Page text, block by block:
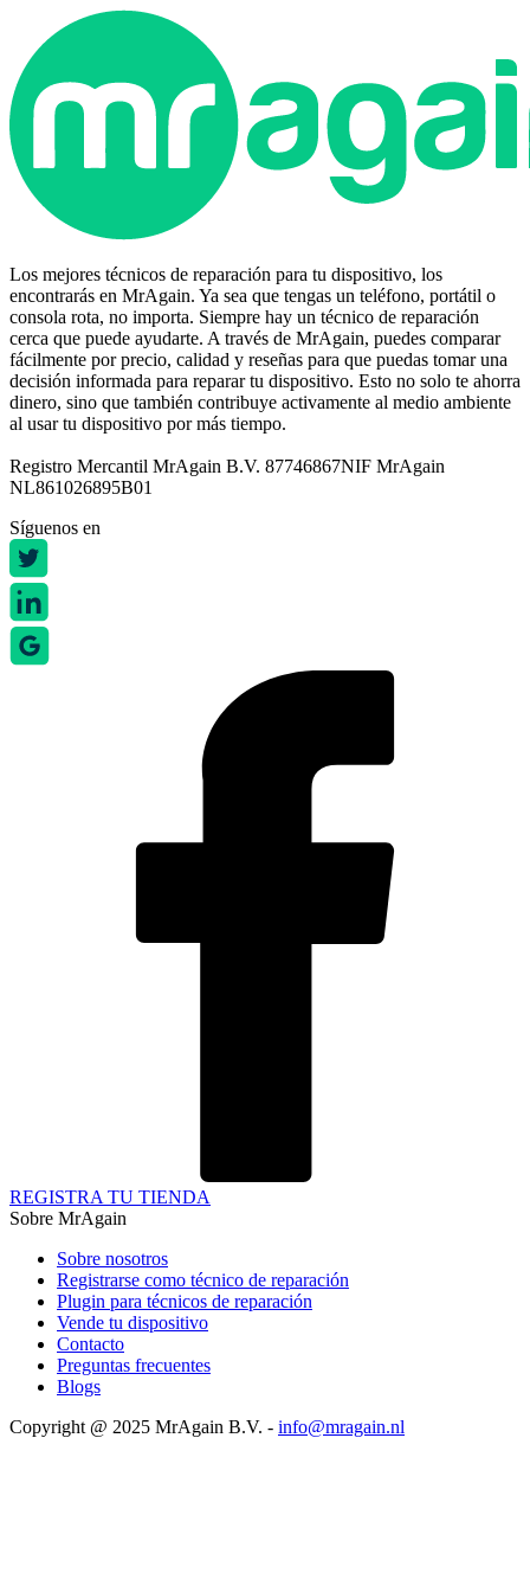
Los mejores técnicos de reparación para tu dispositivo, los
encontrarás en MrAgain. Ya sea que tengas un teléfono, portátil o
consola rota, no importa. Siempre hay un técnico de reparación
cerca que puede ayudarte. A través de MrAgain, puedes comparar
fácilmente por precio, calidad y reseñas para que puedas tomar una
decisión informada para reparar tu dispositivo. Esto no solo te ahorra
dinero, sino que también contribuye activamente al medio ambiente
al usar tu dispositivo por más tiempo.
Registro Mercantil MrAgain B.V. 87746867NIF MrAgain
NL861026895B01
Síguenos en
REGISTRA TU TIENDA
Sobre MrAgain
Sobre nosotros
Registrarse como técnico de reparación
Plugin para técnicos de reparación
Vende tu dispositivo
Contacto
Preguntas frecuentes
Blogs
Copyright @ 2025 MrAgain B.V. - info@mragain.nl